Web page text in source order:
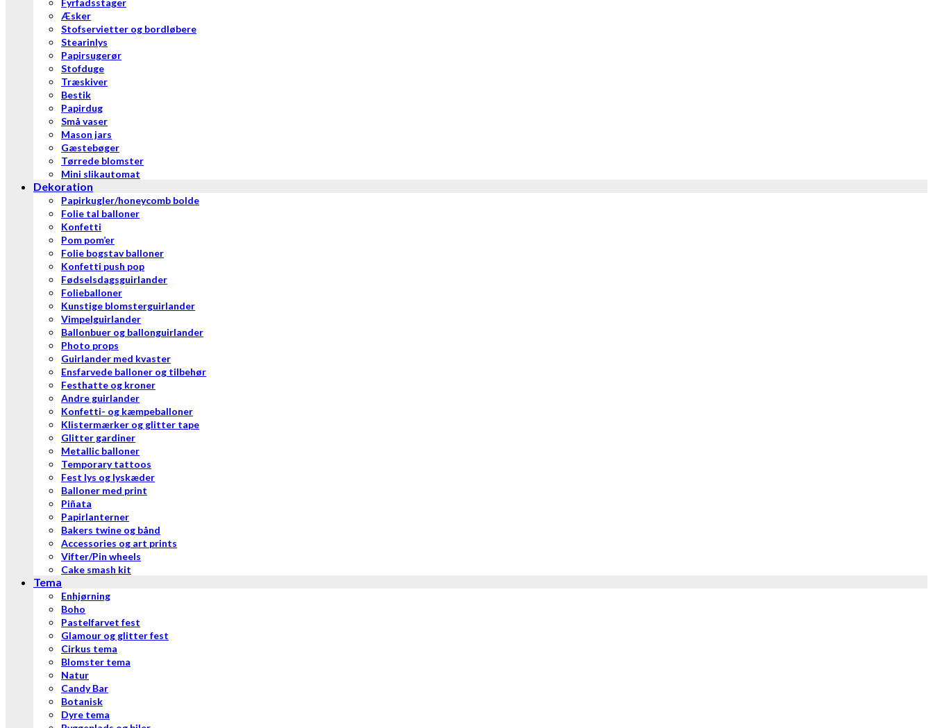
Fyrfadsstager
Æsker
Stofservietter og bordløbere
Stearinlys
Papirsugerør
Stofduge
Træskiver
Bestik
Papirdug
Små vaser
Mason jars
Gæstebøger
Tørrede blomster
Mini slikautomat
Dekoration
Papirkugler/honeycomb bolde
Folie tal balloner
Konfetti
Pom pom’er
Folie bogstav balloner
Konfetti push pop
Fødselsdagsguirlander
Folieballoner
Kunstige blomsterguirlander
Vimpelguirlander
Ballonbuer og ballonguirlander
Photo props
Guirlander med kvaster
Ensfarvede balloner og tilbehør
Festhatte og kroner
Andre guirlander
Konfetti- og kæmpeballoner
Klistermærker og glitter tape
Glitter gardiner
Metallic balloner
Temporary tattoos
Fest lys og lyskæder
Balloner med print
Piñata
Papirlanterner
Bakers twine og bånd
Accessories og art prints
Vifter/Pin wheels
Cake smash kit
Tema
Enhjørning
Boho
Pastelfarvet fest
Glamour og glitter fest
Cirkus tema
Blomster tema
Natur
Candy Bar
Botanisk
Dyre tema